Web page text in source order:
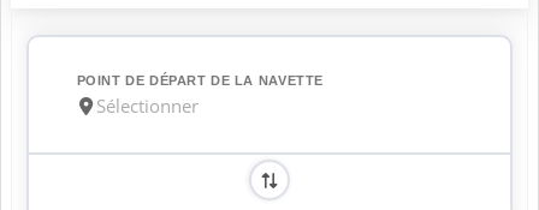
POINT DE DÉPART DE LA NAVETTE